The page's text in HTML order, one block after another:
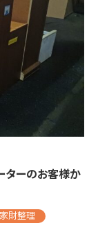
ターのお客様か
家財整理